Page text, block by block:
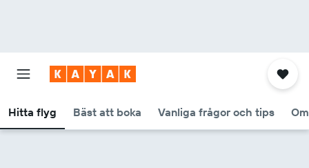
Hitta flyg Bäst att boka Vanliga frågor och tips